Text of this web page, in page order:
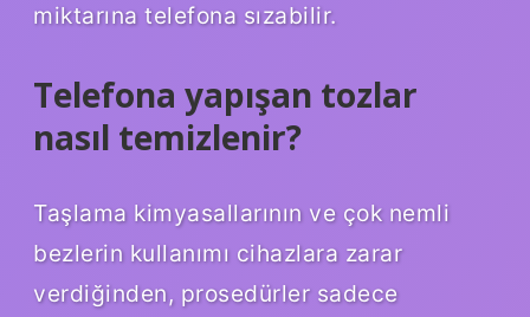
miktarına telefona sızabilir.
Telefona yapışan tozlar
nasıl temizlenir?
Taşlama kimyasallarının ve çok nemli
bezlerin kullanımı cihazlara zarar
verdiğinden, prosedürler sadece